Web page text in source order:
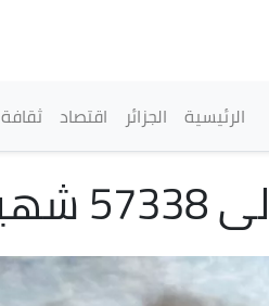
القائمة الرئيسية
الرئيسية الجزائر اقتصاد ثقافة